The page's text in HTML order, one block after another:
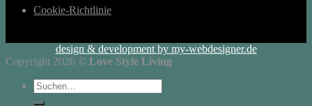
Cookie-Richtlinie
design & development by my-webdesigner.de
Copyright 2026 © Love Style Living
Suchen
nach: